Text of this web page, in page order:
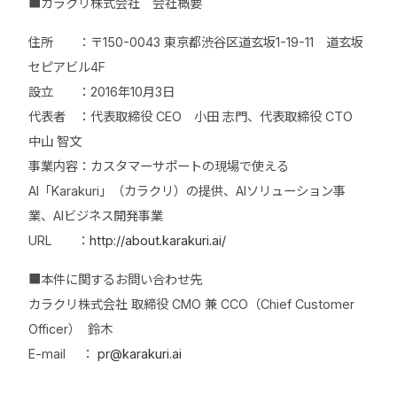
住所 ：〒150-0043 東京都渋谷区道玄坂1-19-11 道玄坂
セピアビル4F
設立 ：2016年10月3日
代表者 ：代表取締役 CEO 小田 志門、代表取締役 CTO
中山 智文
事業内容：カスタマーサポートの現場で使える
AI「Karakuri」（カラクリ）の提供、AIソリューション事
業、AIビジネス開発事業
URL ： http://about.karakuri.ai/
■本件に関するお問い合わせ先
カラクリ株式会社 取締役 CMO 兼 CCO（Chief Customer
Officer） 鈴木
E-mail ： pr@karakuri.ai